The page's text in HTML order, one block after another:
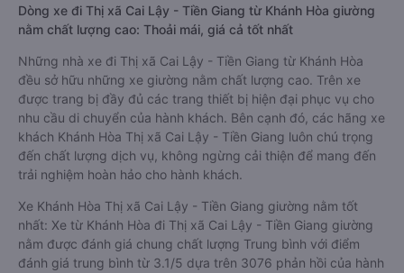
Dòng xe đi Thị xã Cai Lậy - Tiền Giang từ Khánh Hòa giường
nằm chất lượng cao: Thoải mái, giá cả tốt nhất
Những nhà xe đi Thị xã Cai Lậy - Tiền Giang từ Khánh Hòa
đều sở hữu những xe giường nằm chất lượng cao. Trên xe
được trang bị đầy đủ các trang thiết bị hiện đại phục vụ cho
nhu cầu di chuyển của hành khách. Bên cạnh đó, các hãng xe
khách Khánh Hòa Thị xã Cai Lậy - Tiền Giang luôn chú trọng
đến chất lượng dịch vụ, không ngừng cải thiện để mang đến
trải nghiệm hoàn hảo cho hành khách.
Xe Khánh Hòa Thị xã Cai Lậy - Tiền Giang giường nằm tốt
nhất: Xe từ Khánh Hòa đi Thị xã Cai Lậy - Tiền Giang giường
nằm được đánh giá chung chất lượng Trung bình với điểm
đánh giá trung bình từ 3.1/5 dựa trên 3076 phản hồi của hành